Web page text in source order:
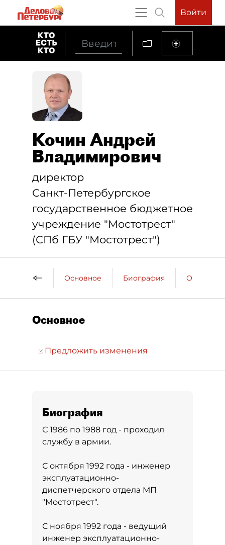
Войти
Кочин Андрей
Владимирович
директор
Санкт-Петербургское
государственное бюджетное
учреждение "Мостотрест"
(СПб ГБУ "Мостотрест")
Основное Биография
Основное
Предложить изменения
Биография
С 1986 по 1988 год - проходил
службу в армии.
С октября 1992 года - инженер
эксплуатационно-
диспетчерского отдела МП
"Мостотрест".
С ноября 1992 года - ведущий
инженер эксплуатационно-